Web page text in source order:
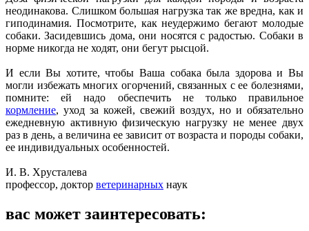
неодинакова. Слишком большая нагрузка так же вредна, как и
гиподинамия. Посмотрите, как неудержимо бегают молодые
собаки. Засидевшись дома, они носятся с радостью. Собаки в
норме никогда не ходят, они бегут рысцой.
И если Вы хотите, чтобы Ваша собака была здорова и Вы
могли избежать многих огорчений, связанных с ее болезнями,
помните: ей надо обеспечить не только правильное
кормление, уход за кожей, свежий воздух, но и обязательно
ежедневную активную физическую нагрузку не менее двух
раз в день, а величина ее зависит от возраста и породы собаки,
ее индивидуальных особенностей.
И. В. Хрусталева
профессор, доктор ветеринарных наук
вас может заинтересовать: